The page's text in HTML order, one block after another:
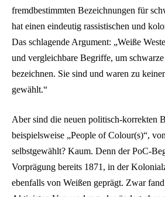
fremdbestimmten Bezeichnungen für
hat einen eindeutig rassistischen und
Das schlagende Argument: „Weiße
und vergleichbare Begriffe, um
bezeichnen. Sie sind und waren zu
gewählt.“
Aber sind die neuen politisch-korrekten
beispielsweise „People of Colour(s)“,
selbstgewählt? Kaum. Denn der PoC-
Vorprägung bereits 1871, in der
ebenfalls von Weißen geprägt. Zwar